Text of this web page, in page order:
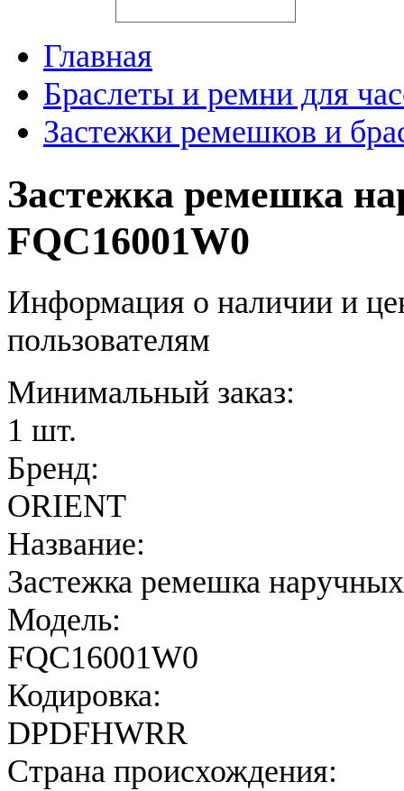
Главная
Браслеты и ремни для
Застежки ремешков и
Застежка ремешка
FQC16001W0
Информация о наличии и
пользователям
Минимальный заказ:
1 шт.
Бренд:
ORIENT
Название:
Застежка ремешка
Модель:
FQC16001W0
Кодировка:
DPDFHWRR
Страна происхождения: